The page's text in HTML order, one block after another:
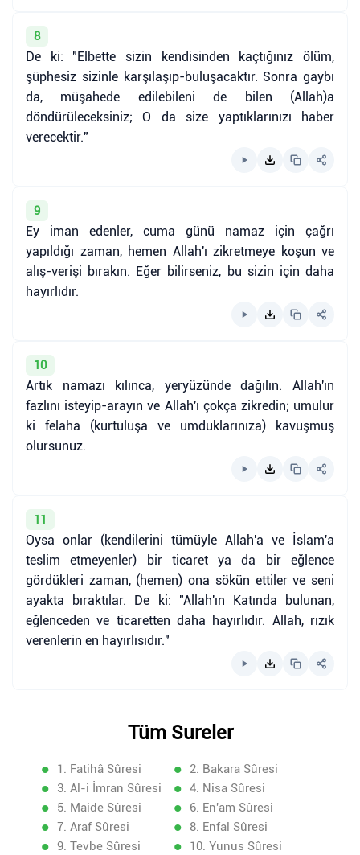
8
De ki: "Elbette sizin kendisinden kaçtığınız ölüm,
şüphesiz sizinle karşılaşıp-buluşacaktır. Sonra gaybı
da, müşahede edilebileni de bilen (Allah)a
döndürüleceksiniz; O da size yaptıklarınızı haber
verecektir."
9
Ey iman edenler, cuma günü namaz için çağrı
yapıldığı zaman, hemen Allah'ı zikretmeye koşun ve
alış-verişi bırakın. Eğer bilirseniz, bu sizin için daha
hayırlıdır.
10
Artık namazı kılınca, yeryüzünde dağılın. Allah'ın
fazlını isteyip-arayın ve Allah'ı çokça zikredin; umulur
ki felaha (kurtuluşa ve umduklarınıza) kavuşmuş
olursunuz.
11
Oysa onlar (kendilerini tümüyle Allah'a ve İslam'a
teslim etmeyenler) bir ticaret ya da bir eğlence
gördükleri zaman, (hemen) ona sökün ettiler ve seni
ayakta bıraktılar. De ki: "Allah'ın Katında bulunan,
eğlenceden ve ticaretten daha hayırlıdır. Allah, rızık
verenlerin en hayırlısıdır."
Tüm Sureler
1. Fatihâ Sûresi
2. Bakara Sûresi
3. Al-i İmran Sûresi
4. Nisa Sûresi
5. Maide Sûresi
6. En'am Sûresi
7. Araf Sûresi
8. Enfal Sûresi
9. Tevbe Sûresi
10. Yunus Sûresi